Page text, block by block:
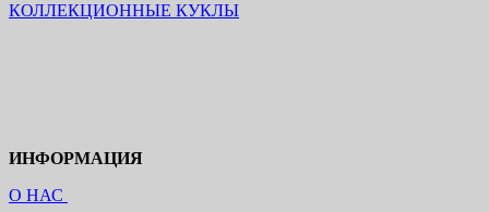
КОЛЛЕКЦИОННЫЕ КУКЛЫ
ИНФОРМАЦИЯ
О НАС